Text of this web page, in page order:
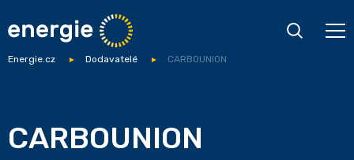
Energie.cz Dodavatelé CARBOUNION
CARBOUNION